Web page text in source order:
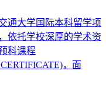
通大学国际本科留学项
依托学校深厚的学术资
科课程
，面